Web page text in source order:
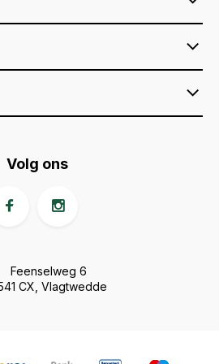
Feenselweg 6
CX, Vlagtwedde
Volg ons